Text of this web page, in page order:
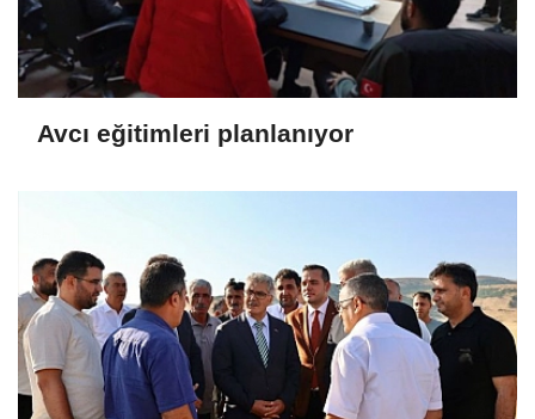
Avcı eğitimleri planlanıyor